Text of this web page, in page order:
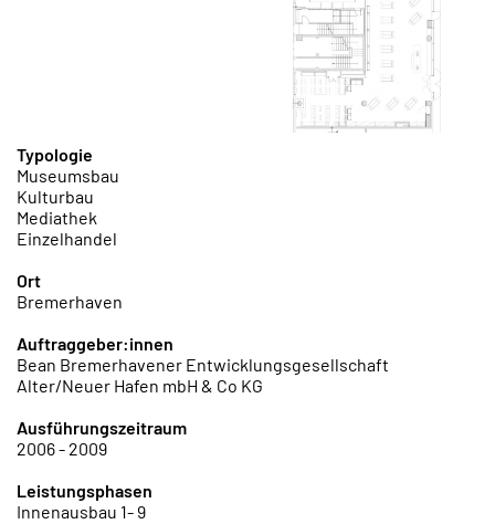
Typologie
Museumsbau
Kulturbau
Mediathek
Einzelhandel
Ort
Bremerhaven
Auftraggeber:innen
Bean Bremerhavener Entwicklungsgesellschaft
Alter/Neuer Hafen mbH & Co KG
Ausführungszeitraum
2006 - 2009
Leistungsphasen
Innenausbau 1- 9